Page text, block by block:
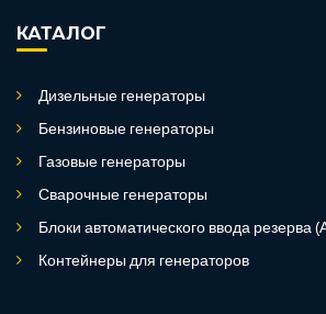
КАТАЛОГ
Дизельные генераторы
Бензиновые генераторы
Газовые генераторы
Сварочные генераторы
Блоки автоматического ввода резерва
Контейнеры для генераторов